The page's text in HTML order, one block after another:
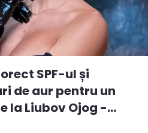
SPF-ul și
de aur pentru un
la Liubov Ojog -